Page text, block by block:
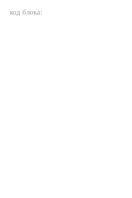
код блока: